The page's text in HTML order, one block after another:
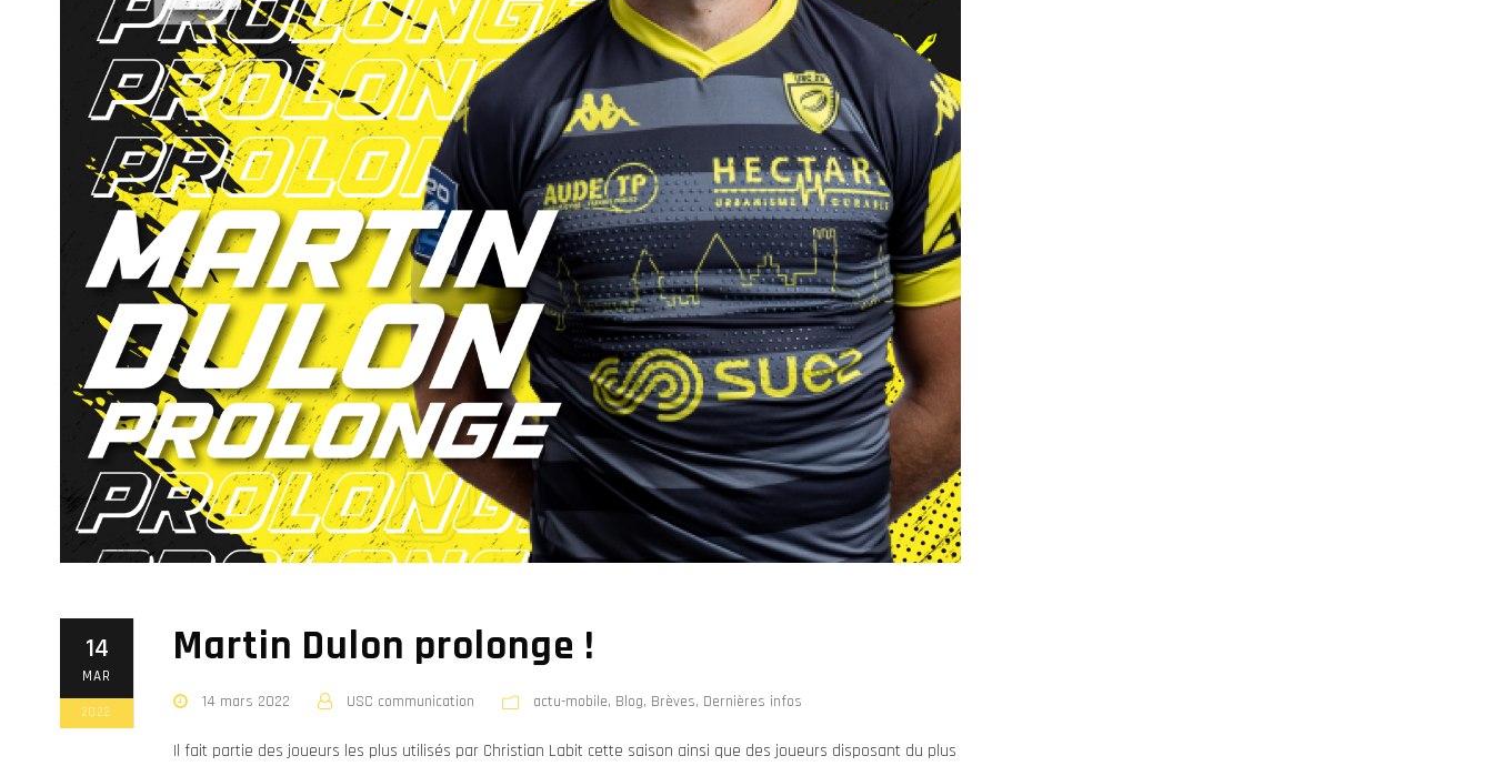
14
MAR
2022
Martin Dulon prolonge !
14 mars 2022 USC communication actu-mobile, Blog, Brèves, Dernières infos
Il fait partie des joueurs les plus utilisés par Christian Labit cette saison ainsi que des joueurs disposant du plus